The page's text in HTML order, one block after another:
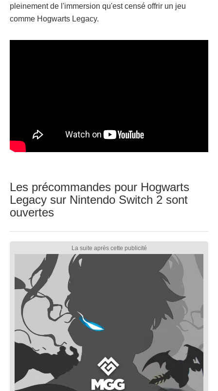
pleinement de l'immersion qu'est censé offrir un jeu
comme Hogwarts Legacy.
Les précommandes pour Hogwarts
Legacy sur Nintendo Switch 2 sont
ouvertes